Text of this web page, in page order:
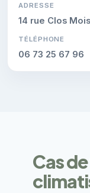
ADRESSE
14 rue Clos
TÉLÉPHONE
06 73 25 67 96
Cas